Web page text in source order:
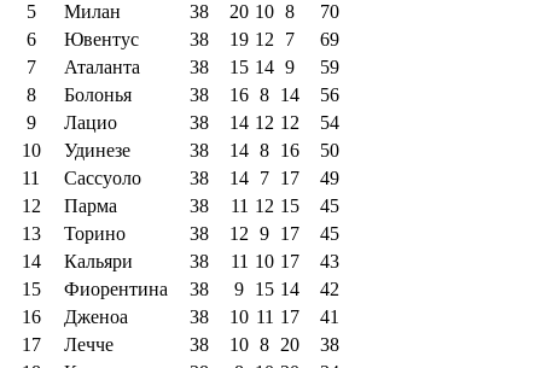
5
Милан 38 20 10 8
70
6
Ювентус 38 19 12 7
69
7
Аталанта 38 15 14 9
59
8
Болонья 38 16 8 14
56
9
Лацио 38 14 12 12
54
10
Удинезе 38 14 8 16
50
11
Сассуоло 38 14 7 17
49
12
Парма 38 11 12 15
45
13
Торино 38 12 9 17
45
14
Кальяри 38 11 10 17
43
15
Фиорентина 38 9 15 14
42
16
Дженоа 38 10 11 17
41
17
Лечче 38 10 8 20
38